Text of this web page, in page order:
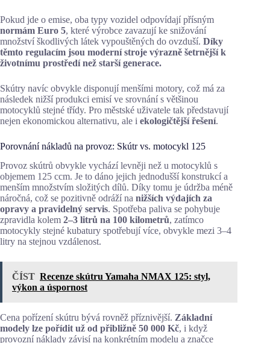
Pokud jde o emise, oba typy vozidel odpovídají přísným
normám Euro 5, které výrobce zavazují ke snižování
množství škodlivých látek vypouštěných do ovzduší. Díky
těmto regulacím jsou moderní stroje výrazně šetrnější k
životnímu prostředí než starší generace.
Skútry navíc obvykle disponují menšími motory, což má za
následek nižší produkci emisí ve srovnání s většinou
motocyklů stejné třídy. Pro městské uživatele tak představují
nejen ekonomickou alternativu, ale i ekologičtější řešení.
Porovnání nákladů na provoz: Skútr vs. motocykl 125
Provoz skútrů obvykle vychází levněji než u motocyklů s
objemem 125 ccm. Je to dáno jejich jednodušší konstrukcí a
menším množstvím složitých dílů. Díky tomu je údržba méně
náročná, což se pozitivně odráží na nižších výdajích za
opravy a pravidelný servis. Spotřeba paliva se pohybuje
zpravidla kolem 2–3 litrů na 100 kilometrů, zatímco
motocykly stejné kubatury spotřebují více, obvykle mezi 3–4
litry na stejnou vzdálenost.
ČÍST Recenze skútru Yamaha NMAX 125: styl,
výkon a úspornost
Cena pořízení skútru bývá rovněž příznivější. Základní
modely lze pořídit už od přibližně 50 000 Kč, i když
provozní náklady závisí na konkrétním modelu a značce